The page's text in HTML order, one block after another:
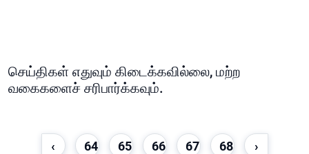
செய்திகள் எதுவும் கிடைக்கவில்லை, மற்ற
வகைகளைச் சரிபார்க்கவும்.
‹ 64 65 66 67 68 ›